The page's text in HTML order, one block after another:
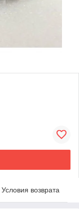
Условия возврата